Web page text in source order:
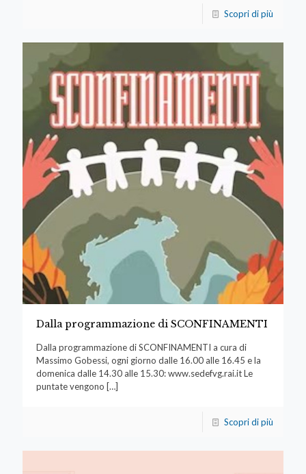
Scopri di più
Dalla programmazione di SCONFINAMENTI
Dalla programmazione di SCONFINAMENTI a cura di
Massimo Gobessi, ogni giorno dalle 16.00 alle 16.45 e la
domenica dalle 14.30 alle 15.30: www.sedefvg.rai.it Le
puntate vengono […]
Scopri di più